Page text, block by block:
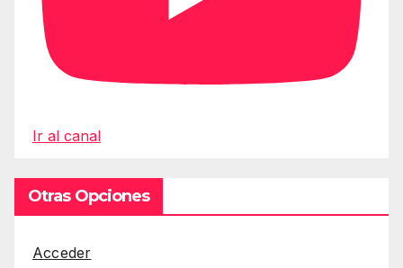
Ir al canal
Otras Opciones
Acceder